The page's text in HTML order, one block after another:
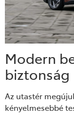
Modern
biztonság
Az utastér
kényelmesebbé